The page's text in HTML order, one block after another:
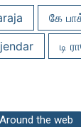
கே
டி
the web